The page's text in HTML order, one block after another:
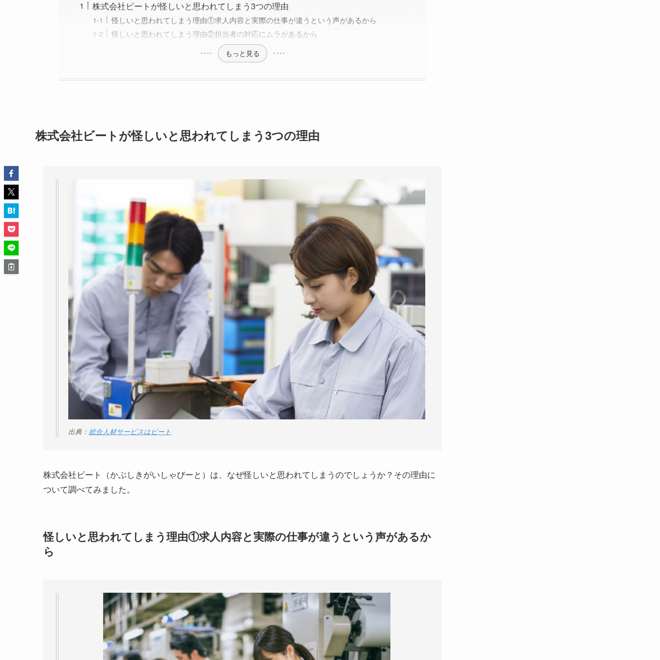
株式会社ビートが怪しいと思われてしまう3つの理由
怪しいと思われてしまう理由①求人内容と実際の仕事が違うという声があるから
怪しいと思われてしまう理由②担当者の対応にムラがあるから
もっと見る
株式会社ビートが怪しいと思われてしまう3つの理由
出典： 総合人材サービスはビート
株式会社ビート（かぶしきがいしゃびーと）は、なぜ怪しいと思われてしまうのでしょうか？その理由に
ついて調べてみました。
怪しいと思われてしまう理由①求人内容と実際の仕事が違うという声があるか
ら